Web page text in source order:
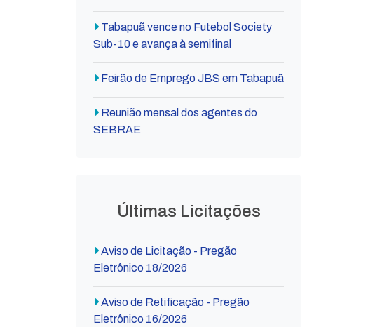
Tabapuã vence no Futebol Society
Sub-10 e avança à semifinal
Feirão de Emprego JBS em Tabapuã
Reunião mensal dos agentes do
SEBRAE
Últimas Licitações
Aviso de Licitação - Pregão
Eletrônico 18/2026
Aviso de Retificação - Pregão
Eletrônico 16/2026